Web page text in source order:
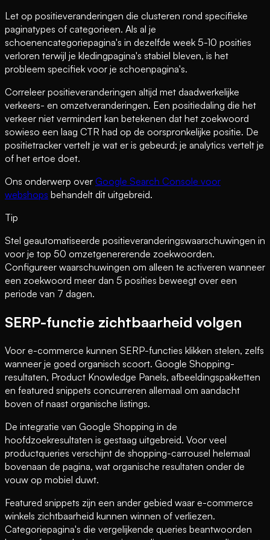
Let op positieveranderingen die clusteren rond specifieke
paginatypes of categorieen. Als al je
schoenencategoriepagina's in dezelfde week 5-10 posities
verloren terwijl je kledingpagina's stabiel bleven, is het
probleem specifiek voor je schoenpagina's.
Correleer positieveranderingen altijd met daadwerkelijke
verkeers- en omzetveranderingen. Een positiedaling die het
verkeer niet vermindert kan betekenen dat het zoekwoord
sowieso een laag CTR had op de oorspronkelijke positie. De
positietracker vertelt je wat er is gebeurd; je analytics vertelt je
of het ertoe doet.
Ons onderwerp over Google Search Console voor
webshops behandelt dit uitgebreid.
Tip
Stel geautomatiseerde positieveranderingswaarschuwingen in
voor je top 50 omzetgenererende zoekwoorden.
Configureer waarschuwingen om alleen te activeren wanneer
een zoekwoord meer dan 5 posities beweegt over een
periode van 7 dagen.
SERP-functie zichtbaarheid volgen
Voor e-commerce kunnen SERP-functies klikken stelen, zelfs
wanneer je goed organisch scoort. Google Shopping-
resultaten, Product Knowledge Panels, afbeeldingspakketten
en featured snippets concurreren allemaal om aandacht
boven of naast organische listings.
De integratie van Google Shopping in de
hoofdzoekresultaten is gestaag uitgebreid. Voor veel
productqueries verschijnt de shopping-carrousel helemaal
bovenaan de pagina, wat organische resultaten onder de
vouw op mobiel duwt.
Featured snippets zijn een ander gebied waar e-commerce
winkels zichtbaarheid kunnen winnen of verliezen.
Categoriepagina's die vergelijkende queries beantwoorden